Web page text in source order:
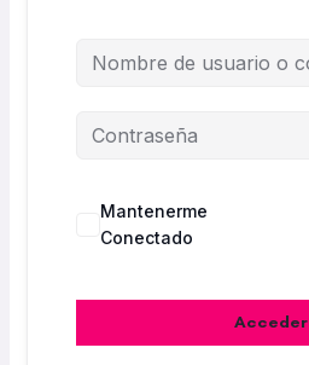
Mantenerme
Conectado
Acceder